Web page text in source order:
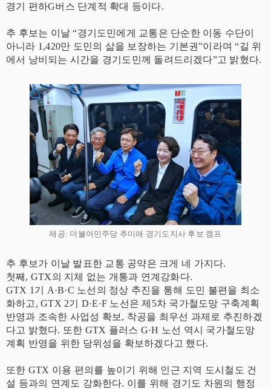
경기 편하G버스 단계적 확대 등이다.
추 후보는 이날 “경기도민에게 교통은 단순한 이동 수단이
아니라 1,420만 도민의 삶을 보장하는 기본권”이라며 “길 위
에서 낭비되는 시간을 경기도민께 돌려드리겠다”고 밝혔다.
제공: 더불어민주당 추미애 경기도지사 후보 캠프
추 후보가 이날 발표한 교통 공약은 크게 네 가지다.
첫째, GTX의 지체 없는 개통과 연계강화다.
GTX 1기 A·B·C 노선의 정상 추진을 통해 도민 불편을 최소
화하고, GTX 2기 D·E·F 노선은 제5차 국가철도망 구축계획
반영과 조속한 사업성 확보, 착공을 최우선 과제로 추진하겠
다고 밝혔다. 또한 GTX 플러스 G·H 노선 역시 국가철도망
계획 반영을 위한 당위성을 확보하겠다고 했다.
또한 GTX 이용 편의를 높이기 위해 인근 지역 도시철도 건
설 등과의 연계도 강화한다. 이를 위해 경기도 차원의 행정